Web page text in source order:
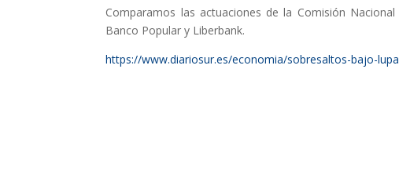
Comparamos las actuaciones de la Comisión
Banco Popular y Liberbank.
https://www.diariosur.es/economia/sobresaltos-bajo-